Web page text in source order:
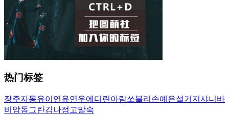
热门标签
장주자몽유이 연유연우에디린아람쏘블리 손예은설거지 샤니 바
비앙동그란김나정 고말숙